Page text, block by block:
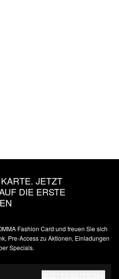
JETZT
DIE ERSTE
Fashion Card und freuen Sie sich
Pre-Access zu Aktionen, Einladungen
Specials.